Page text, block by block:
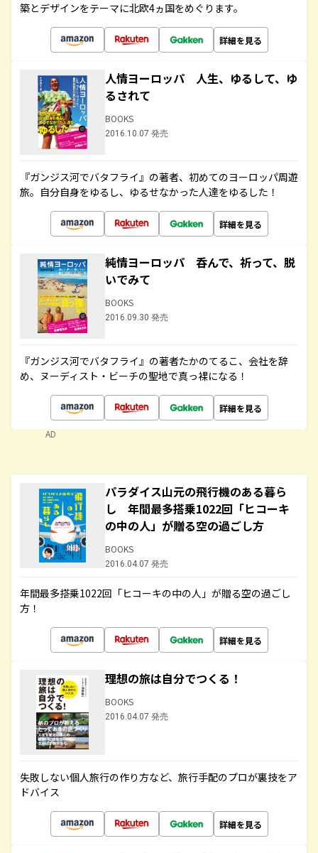
築とデザインをテーマに北欧4ヵ国をめぐります。
詳細を見る
人情ヨーロッパ 人生、ゆるして、ゆ
るされて
BOOKS
2016.10.07 発売
『ガンジス河でバタフライ』の著者、初めてのヨーロッパ周遊
旅。自分自身をゆるし、ゆるせなかった人達をゆるした！
詳細を見る
純情ヨーロッパ 呑んで、祈って、脱
いでみて
BOOKS
2016.09.30 発売
『ガンジス河でバタフライ』の著者たかのてるこ、会社を辞
め、ヌーディスト・ビーチの聖地で真っ裸になる！
詳細を見る
AD
パラダイス山元の飛行機のある暮ら
し 年間最多搭乗1022回「ヒコーキ
の中の人」が贈る空の過ごし方
BOOKS
2016.04.07 発売
年間最多搭乗1022回「ヒコーキの中の人」が贈る空の過ごし
方！
詳細を見る
理想の旅は自分でつくる！
BOOKS
2016.04.07 発売
失敗しない個人旅行の作り方など、旅行手配のプロが裏技をア
ドバイス
詳細を見る